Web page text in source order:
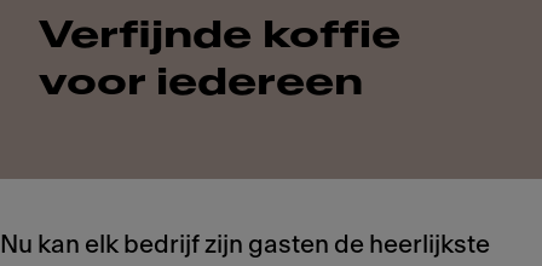
Verfijnde koffie
voor iedereen
Nu kan elk bedrijf zijn gasten de heerlijkste